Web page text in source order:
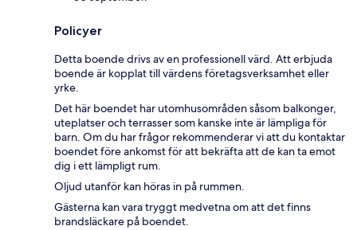
Policyer
Detta boende drivs av en professionell värd. Att erbjuda
boende är kopplat till värdens företagsverksamhet eller
yrke.
Det här boendet har utomhusområden såsom balkonger,
uteplatser och terrasser som kanske inte är lämpliga för
barn. Om du har frågor rekommenderar vi att du kontaktar
boendet före ankomst för att bekräfta att de kan ta emot
dig i ett lämpligt rum.
Oljud utanför kan höras in på rummen.
Gästerna kan vara tryggt medvetna om att det finns
brandsläckare på boendet.